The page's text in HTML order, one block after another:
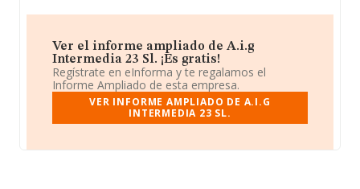
Ver el informe ampliado de A.i.g
Intermedia 23 Sl. ¡Es gratis!
Regístrate en eInforma y te regalamos el
Informe Ampliado de esta empresa.
VER INFORME AMPLIADO DE A.I.G
INTERMEDIA 23 SL.